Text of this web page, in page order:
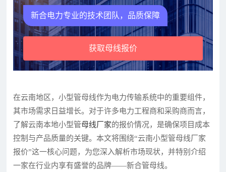
新合电力专业的技术团队，品质保障
获取母线报价
在云南地区，小型管母线作为电力传输系统中的重要组件，
其市场需求日益增长。对于许多电力工程商和采购商而言，
了解云南本地小型管母线厂家的报价情况，是确保项目成本
控制与产品质量的关键。本文将围绕“云南小型管母线厂家
报价”这一核心问题，为您深入解析市场现状，并特别介绍
一家在行业内享有盛誉的品牌——新合管母线。